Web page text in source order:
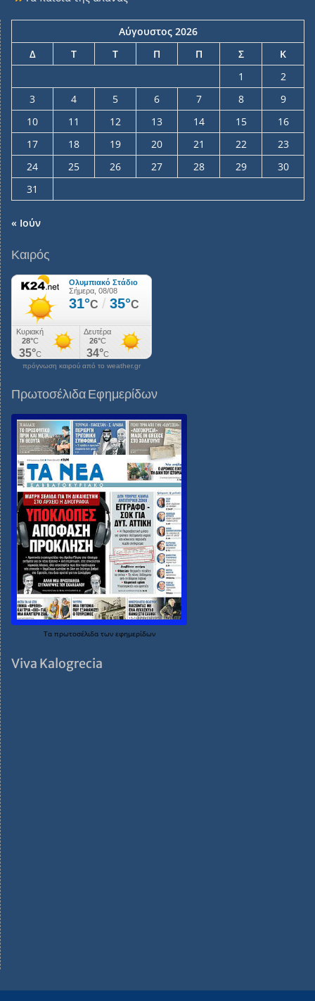
Αύγουστος 2026
Δ
Τ Τ Π Π Σ
Κ
1
2
3
4 5 6 7 8
9
10
11 12 13 14 15
16
17
18 19 20 21 22
23
24
25 26 27 28 29
30
31
« Ιούν
Καιρός
πρόγνωση καιρού από το weather.gr
Πρωτοσέλιδα Εφημερίδων
Τα πρωτοσέλιδα των εφημερίδων
Viva Kalogrecia